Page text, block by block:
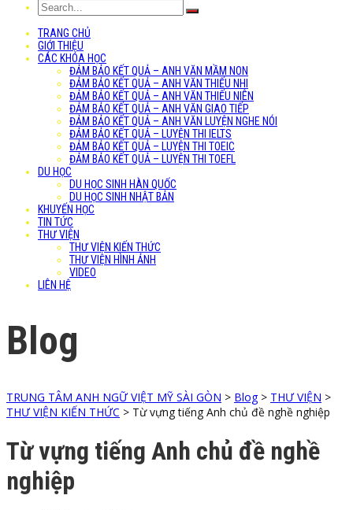
TRANG CHỦ
GIỚI THIỆU
CÁC KHÓA HỌC
ĐẢM BẢO KẾT QUẢ – ANH VĂN MẦM NON
ĐẢM BẢO KẾT QUẢ – ANH VĂN THIẾU NHI
ĐẢM BẢO KẾT QUẢ – ANH VĂN THIẾU NIÊN
ĐẢM BẢO KẾT QUẢ – ANH VĂN GIAO TIẾP
ĐẢM BẢO KẾT QUẢ – ANH VĂN LUYỆN NGHE NÓI
ĐẢM BẢO KẾT QUẢ – LUYỆN THI IELTS
ĐẢM BẢO KẾT QUẢ – LUYỆN THI TOEIC
ĐẢM BẢO KẾT QUẢ – LUYỆN THI TOEFL
DU HỌC
DU HỌC SINH HÀN QUỐC
DU HỌC SINH NHẬT BẢN
KHUYẾN HỌC
TIN TỨC
THƯ VIỆN
THƯ VIỆN KIẾN THỨC
THƯ VIỆN HÌNH ẢNH
VIDEO
LIÊN HỆ
Blog
TRUNG TÂM ANH NGỮ VIỆT MỸ SÀI GÒN > Blog> THƯ VIỆN >
THƯ VIỆN KIẾN THỨC > Từ vựng tiếng Anh chủ đề nghề nghiệp
Từ vựng tiếng Anh chủ đề nghề
nghiệp